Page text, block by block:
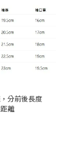
分前後長度
離